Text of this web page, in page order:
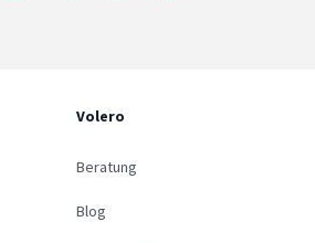
Volero
Beratung
Blog